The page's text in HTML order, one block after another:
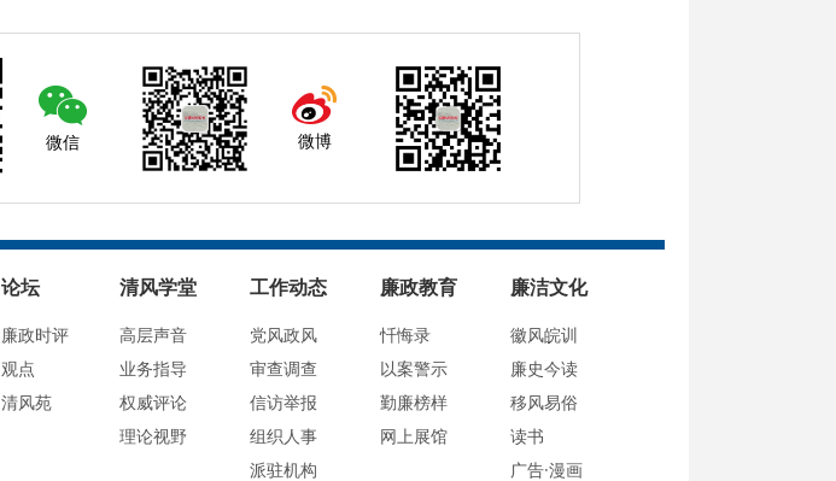
微信 微博
论坛
廉政时评
观点
清风苑
清风学堂
高层声音
业务指导
权威评论
理论视野
工作动态
党风政风
审查调查
信访举报
组织人事
派驻机构
廉政教育
忏悔录
以案警示
勤廉榜样
网上展馆
廉洁文化
徽风皖训
廉史今读
移风易俗
读书
广告·漫画